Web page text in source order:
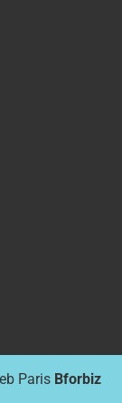
Paris Bforbiz